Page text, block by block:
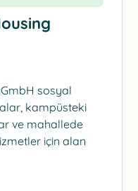
sosyal
kampüsteki
ve mahallede
için alan